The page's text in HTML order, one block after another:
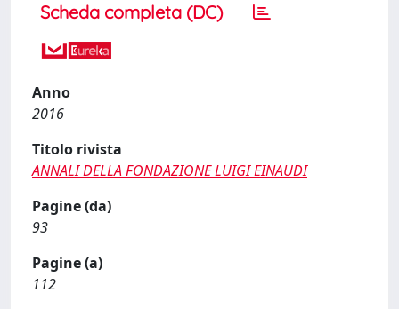
Scheda completa (DC)
Anno
2016
Titolo rivista
ANNALI DELLA FONDAZIONE LUIGI EINAUDI
Pagine (da)
93
Pagine (a)
112